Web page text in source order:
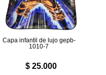
Capa infantil de lujo gepb-
1010-7
$25.000